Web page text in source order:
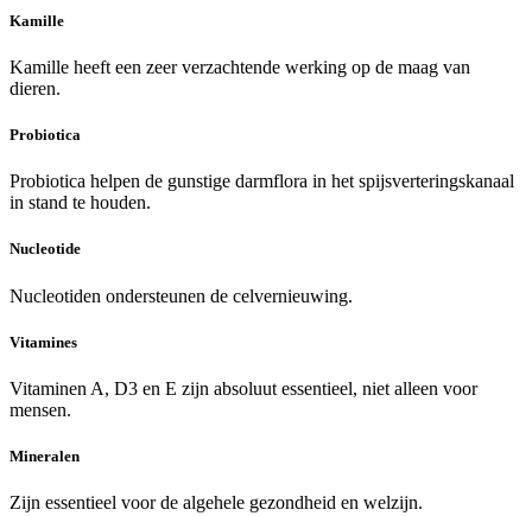
Kamille
Kamille heeft een zeer verzachtende werking op de maag van
dieren.
Probiotica
Probiotica helpen de gunstige darmflora in het spijsverteringskanaal
in stand te houden.
Nucleotide
Nucleotiden ondersteunen de celvernieuwing.
Vitamines
Vitaminen A, D3 en E zijn absoluut essentieel, niet alleen voor
mensen.
Mineralen
Zijn essentieel voor de algehele gezondheid en welzijn.